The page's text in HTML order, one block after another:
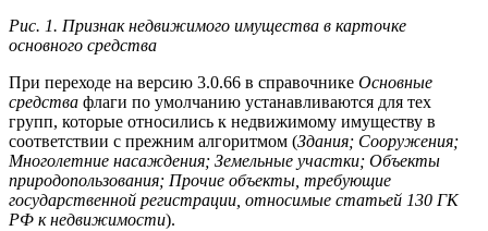
Рис. 1. Признак недвижимого имущества в карточке
основного средства
При переходе на версию 3.0.66 в справочнике Основные
средства флаги по умолчанию устанавливаются для тех
групп, которые относились к недвижимому имуществу в
соответствии с прежним алгоритмом (Здания; Сооружения;
Многолетние насаждения; Земельные участки; Объекты
природопользования; Прочие объекты, требующие
государственной регистрации, относимые статьей 130 ГК
РФ к недвижимости).